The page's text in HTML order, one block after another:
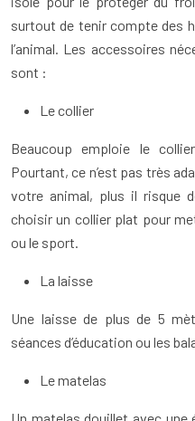
surtout de tenir compte des
l’animal. Les accessoires
sont :
Le collier
Beaucoup emploie le
Pourtant, ce n’est pas très
votre animal, plus il risque
choisir un collier plat pour
ou le sport.
La laisse
Une laisse de plus de 5
séances d’éducation ou les
Le matelas
Un matelas douillet avec une